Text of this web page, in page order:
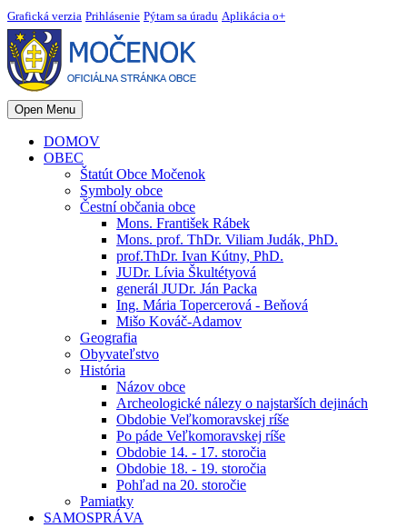
Grafická verzia Prihlásenie Pýtam sa úradu Aplikácia o+
Open Menu
DOMOV
OBEC
Štatút Obce Močenok
Symboly obce
Čestní občania obce
Mons. František Rábek
Mons. prof. ThDr. Viliam Judák, PhD.
prof.ThDr. Ivan Kútny, PhD.
JUDr. Lívia Škultétyová
generál JUDr. Ján Packa
Ing. Mária Topercerová - Beňová
Mišo Kováč-Adamov
Geografia
Obyvateľstvo
História
Názov obce
Archeologické nálezy o najstarších dejinách
Obdobie Veľkomoravskej ríše
Po páde Veľkomoravskej ríše
Obdobie 14. - 17. storočia
Obdobie 18. - 19. storočia
Pohľad na 20. storočie
Pamiatky
SAMOSPRÁVA